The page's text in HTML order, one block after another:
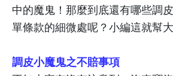
中的魔鬼！那麼到底還有哪些調
單條款的細微處呢？小編這就幫
調皮小魔鬼之不賠事項